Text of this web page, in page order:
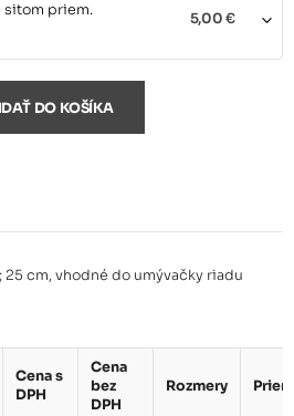
sitom priem.
5,00 €
DO KOŠÍKA
25 cm, vhodné do umývačky riadu
Cena s
DPH
Cena
bez
DPH
Rozmery